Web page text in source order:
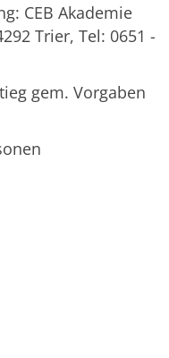
CEB Akademie
Trier, Tel: 0651 -
gem. Vorgaben